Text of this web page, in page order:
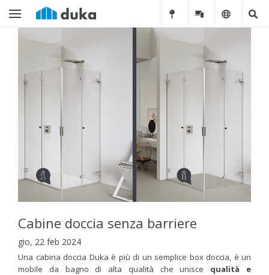
Cabine doccia senza barriere
gio, 22 feb 2024
Una cabina doccia Duka è più di un semplice box doccia, è un
mobile da bagno di alta qualità che unisce qualità e